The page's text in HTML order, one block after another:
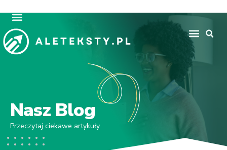
Nasz Blog
Przeczytaj ciekawe artykuły